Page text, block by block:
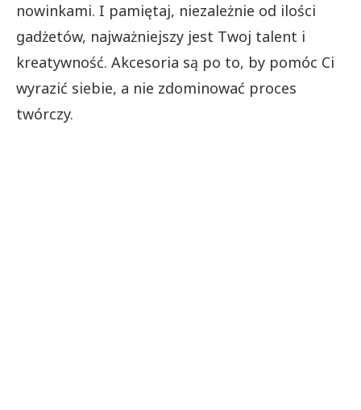
nowinkami. I pamiętaj, niezależnie od ilości
gadżetów, najważniejszy jest Twoj talent i
kreatywność. Akcesoria są po to, by pomóc Ci
wyrazić siebie, a nie zdominować proces
twórczy.